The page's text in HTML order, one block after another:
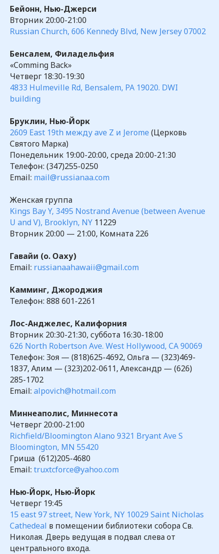
Бейонн, Нью-Джерси
Вторник 20:00-21:00
Russian Church, 606 Kennedy Blvd, New Jersey 07002
Бенсалем, Филадельфия
«Comming Back»
Четверг 18:30-19:30
4833 Hulmeville Rd, Bensalem, PA 19020. DWI
building
Бруклин, Нью-Йорк
2609 East 19th между ave Z и Jerome (Церковь
Святого Марка)
Понедельник 19:00-20:00, среда 20:00-21:30
Телефон: (347)255-0250
Email: mail@russianaa.com
Женская группа
Kings Bay Y, 3495 Nostrand Avenue (between Avenue
U and V), Brooklyn, NY 11229
Вторник 20:00 — 21:00, Комната 226
Гавайи (о. Оаху)
Email: russianaahawaii@gmail.com
Камминг, Джороджия
Телефон: 888 601-2261
Лос-Анджелес, Калифорния
Вторник 20:30-21:30, суббота 16:30-18:00
626 North Robertson Ave. West Hollywood, CA 90069
Телефон: Зоя — (818)625-4692, Ольга — (323)469-
1837, Алим — (323)202-0611, Александр — (626)
285-1702
Email: alpovich@hotmail.com
Миннеаполис, Миннесота
Четверг 20:00-21:00
Richfield/Bloomington Alano 9321 Bryant Ave S
Bloomington, MN 55420
Гриша (612)205-4680
Email: truxtcforce@yahoo.com
Нью-Йорк, Нью-Йорк
Четверг 19:45
15 east 97 street, New York, NY 10029 Saint Nicholas
Cathedeal в помещении библиотеки собора Св.
Николая. Дверь ведущая в подвал слева от
центрального входа.